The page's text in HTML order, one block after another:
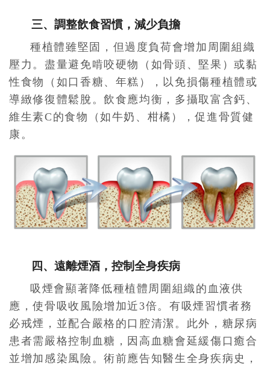
三、調整飲食習慣，減少負擔
種植體雖堅固，但過度負荷會增加周圍組織
壓力。盡量避免啃咬硬物（如骨頭、堅果）或黏
性食物（如口香糖、年糕），以免損傷種植體或
導緻修復體鬆脫。飲食應均衡，多攝取富含鈣、
維生素C的食物（如牛奶、柑橘），促進骨質健
康。
四、遠離煙酒，控制全身疾病
吸煙會顯著降低種植體周圍組織的血液供
應，使骨吸收風險增加近3倍。有吸煙習慣者務
必戒煙，並配合嚴格的口腔清潔。此外，糖尿病
患者需嚴格控制血糖，因高血糖會延緩傷口癒合
並增加感染風險。術前應告知醫生全身疾病史，